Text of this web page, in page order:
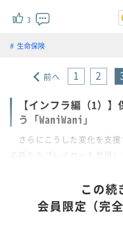
3
生命保険
前へ 1 2
【インフラ編（1）
う「WaniWani」
さらにこうした変化を支
る新たなプレイヤーも登場し
この続
会員限定（完